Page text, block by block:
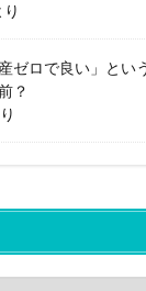
り
ゼロで良い」とい
？